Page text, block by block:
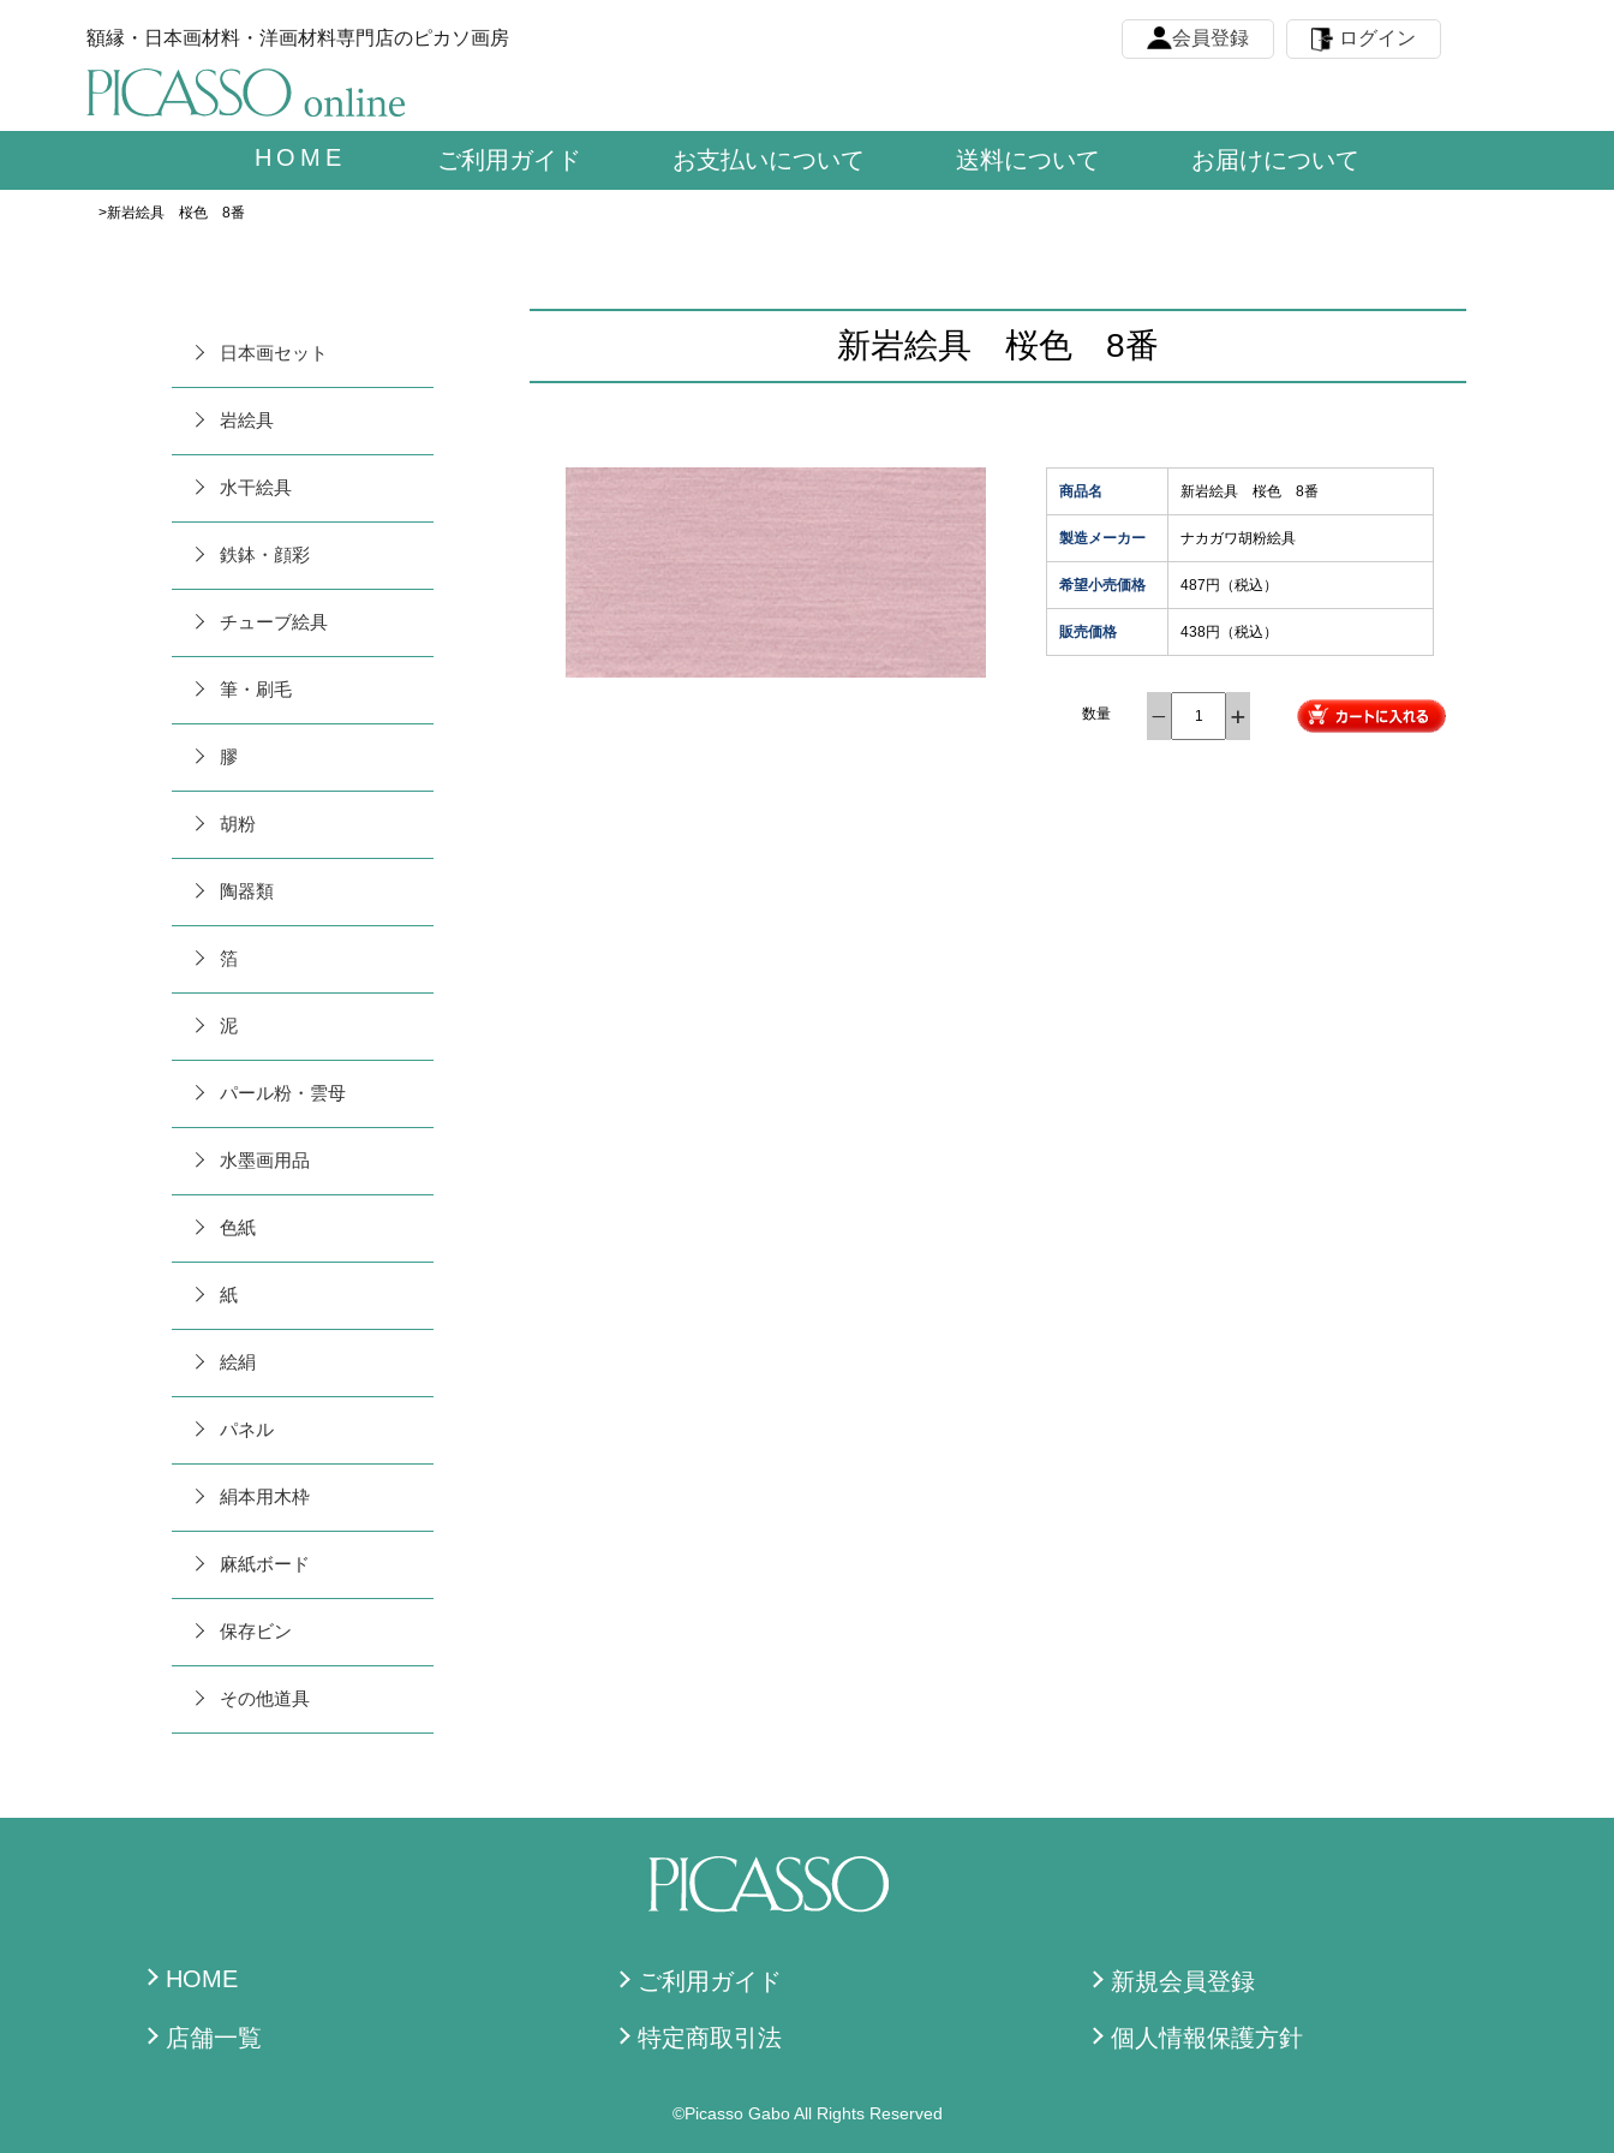
額縁・日本画材料・洋画材料専門店のピカソ画房 会員登録 ログイン
HOME ご利用ガイド お支払いについて 送料について お届けについて
>新岩絵具 桜色 8番
日本画セット
岩絵具
水干絵具
鉄鉢・顔彩
チューブ絵具
筆・刷毛
膠
胡粉
陶器類
箔
泥
パール粉・雲母
水墨画用品
色紙
紙
絵絹
パネル
絹本用木枠
麻紙ボード
保存ビン
その他道具
新岩絵具 桜色 8番
商品名 新岩絵具 桜色 8番
製造メーカー ナカガワ胡粉絵具
希望小売価格 487円（税込）
販売価格 438円（税込）
数量
HOME ご利用ガイド 新規会員登録
店舗一覧 特定商取引法 個人情報保護方針
©Picasso Gabo All Rights Reserved